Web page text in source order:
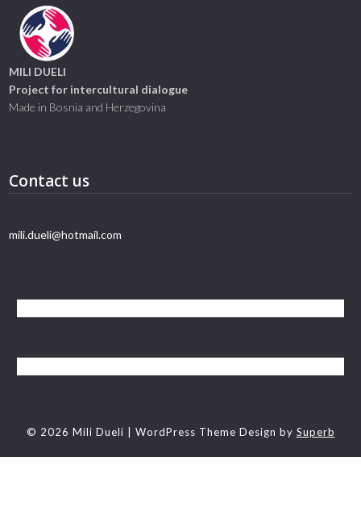
MILI DUELI
Project for intercultural dialogue
Made in Bosnia and Herzegovina
Contact us
mili.dueli@hotmail.com
© 2026 Mili Dueli | WordPress Theme Design by Superb